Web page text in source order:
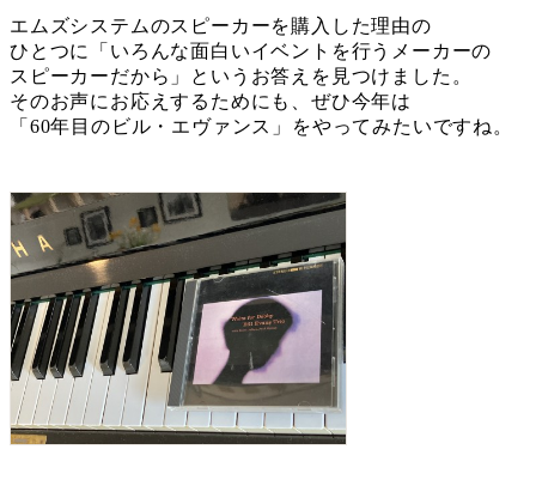
エムズシステムのスピーカーを購入した理由の
ひとつに「いろんな面白いイベントを行うメーカーの
スピーカーだから」というお答えを見つけました。
そのお声にお応えするためにも、ぜひ今年は
「60年目のビル・エヴァンス」をやってみたいですね。